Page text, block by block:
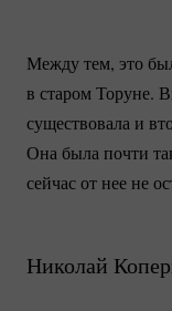
Между тем, это
в старом Торуне.
существовала и
Она была почти
сейчас от нее не
Николай